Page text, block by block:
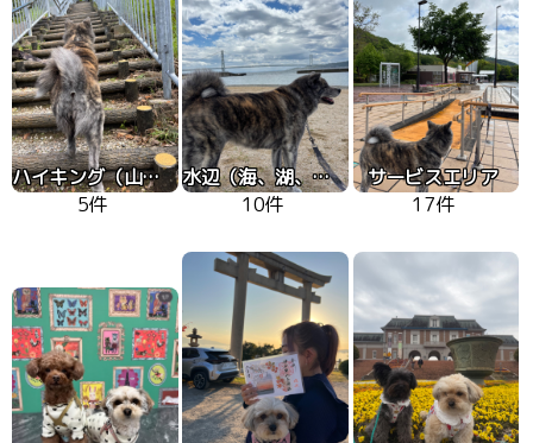
ハイキング（山、高原）
5件
水辺（海、湖、川）
10件
サービスエリア
17件